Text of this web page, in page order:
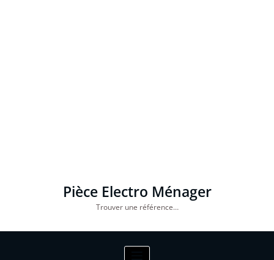
Pièce Electro Ménager
Trouver une référence…